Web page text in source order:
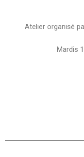
Atelier organisé
Mardis